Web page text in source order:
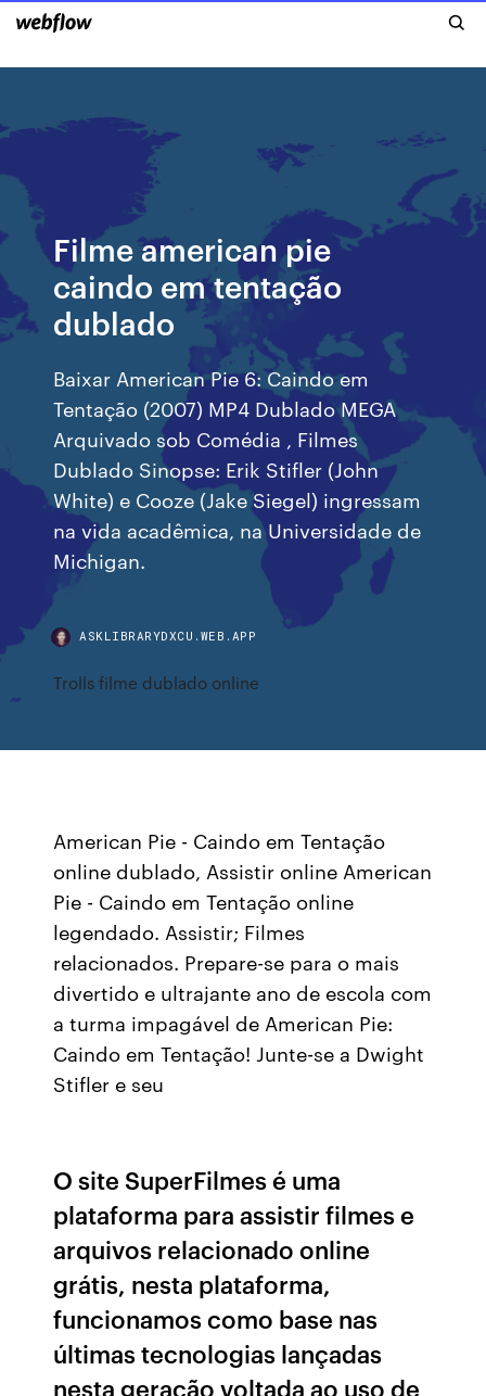
Filme american pie
caindo em tentação
dublado
Baixar American Pie 6: Caindo em
Tentação (2007) MP4 Dublado MEGA
Arquivado sob Comédia , Filmes
Dublado Sinopse: Erik Stifler (John
White) e Cooze (Jake Siegel) ingressam
na vida acadêmica, na Universidade de
Michigan.
ASKLIBRARYDXCU.WEB.APP
Trolls filme dublado online
American Pie - Caindo em Tentação
online dublado, Assistir online American
Pie - Caindo em Tentação online
legendado. Assistir; Filmes
relacionados. Prepare-se para o mais
divertido e ultrajante ano de escola com
a turma impagável de American Pie:
Caindo em Tentação! Junte-se a Dwight
Stifler e seu
O site SuperFilmes é uma
plataforma para assistir filmes e
arquivos relacionado online
grátis, nesta plataforma,
funcionamos como base nas
últimas tecnologias lançadas
nesta geração voltada ao uso de